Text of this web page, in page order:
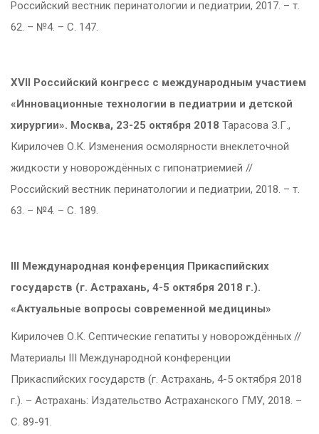
Российский вестник перинатологии и педиатрии, 2017. – т.
62. – №4. – С. 147.
XVII Российский конгресс с международным участием
«Инновационные технологии в педиатрии и детской
хирургии». Москва, 23-25 октября 2018 Тарасова З.Г.,
Кирилочев О.К. Изменения осмолярности внеклеточной
жидкости у новорождённых с гипонатриемией //
Российский вестник перинатологии и педиатрии, 2018. – т.
63. – №4. – С. 189.
III Международная конференция Прикаспийских
государств (г. Астрахань, 4-5 октября 2018 г.).
«Актуальные вопросы современной медицины»
Кирилочев О.К. Септические гепатиты у новорождённых //
Материалы III Международной конференции
Прикаспийских государств (г. Астрахань, 4-5 октября 2018
г.). – Астрахань: Издательство Астраханского ГМУ, 2018. –
С. 89-91.